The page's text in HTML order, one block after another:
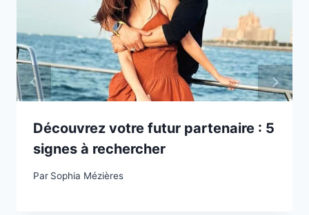
Découvrez votre futur partenaire : 5
signes à rechercher
Par Sophia Mézières